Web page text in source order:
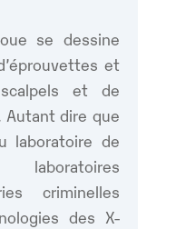
se dessine
et
et de
Autant dire que
laboratoire de
laboratoires
criminelles
des X-